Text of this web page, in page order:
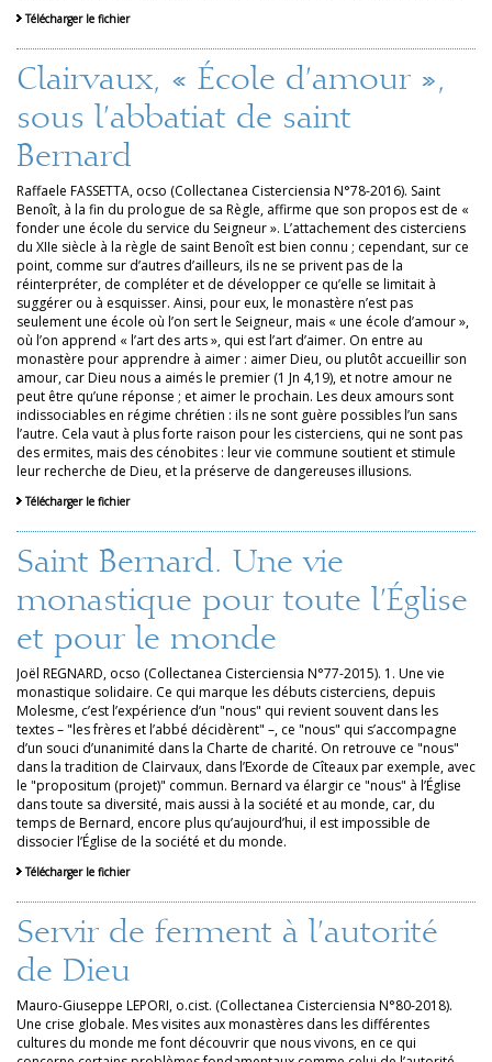
Télécharger le fichier
Clairvaux, « École d’amour »,
sous l’abbatiat de saint
Bernard
Raffaele FASSETTA, ocso (Collectanea Cisterciensia N°78-2016). Saint
Benoît, à la fin du prologue de sa Règle, affirme que son propos est de «
fonder une école du service du Seigneur ». L’attachement des cisterciens
du XIIe siècle à la règle de saint Benoît est bien connu ; cependant, sur ce
point, comme sur d’autres d’ailleurs, ils ne se privent pas de la
réinterpréter, de compléter et de développer ce qu’elle se limitait à
suggérer ou à esquisser. Ainsi, pour eux, le monastère n’est pas
seulement une école où l’on sert le Seigneur, mais « une école d’amour »,
où l’on apprend « l’art des arts », qui est l’art d’aimer. On entre au
monastère pour apprendre à aimer : aimer Dieu, ou plutôt accueillir son
amour, car Dieu nous a aimés le premier (1 Jn 4,19), et notre amour ne
peut être qu’une réponse ; et aimer le prochain. Les deux amours sont
indissociables en régime chrétien : ils ne sont guère possibles l’un sans
l’autre. Cela vaut à plus forte raison pour les cisterciens, qui ne sont pas
des ermites, mais des cénobites : leur vie commune soutient et stimule
leur recherche de Dieu, et la préserve de dangereuses illusions.
Télécharger le fichier
Saint Bernard. Une vie
monastique pour toute l’Église
et pour le monde
Joël REGNARD, ocso (Collectanea Cisterciensia N°77-2015). 1. Une vie
monastique solidaire. Ce qui marque les débuts cisterciens, depuis
Molesme, c’est l’expérience d’un "nous" qui revient souvent dans les
textes – "les frères et l’abbé décidèrent" –, ce "nous" qui s’accompagne
d’un souci d’unanimité dans la Charte de charité. On retrouve ce "nous"
dans la tradition de Clairvaux, dans l’Exorde de Cîteaux par exemple, avec
le "propositum (projet)" commun. Bernard va élargir ce "nous" à l’Église
dans toute sa diversité, mais aussi à la société et au monde, car, du
temps de Bernard, encore plus qu’aujourd’hui, il est impossible de
dissocier l’Église de la société et du monde.
Télécharger le fichier
Servir de ferment à l’autorité
de Dieu
Mauro-Giuseppe LEPORI, o.cist. (Collectanea Cisterciensia N°80-2018).
Une crise globale. Mes visites aux monastères dans les différentes
cultures du monde me font découvrir que nous vivons, en ce qui